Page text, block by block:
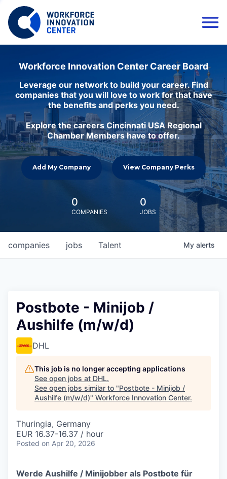
Workforce Innovation Center Career Board
Leverage our network to build your career. Find
companies that you will love to work for that have
the benefits and perks you need.
Explore the careers Cincinnati USA Regional
Chamber Members have to offer.
Add My Company View Company Perks
0
COMPANIES
0
JOBS
jobs
companies Talent My alerts
Postbote - Minijob /
Aushilfe (m/w/d)
DHL
This job is no longer accepting applications
See open jobs at DHL.
See open jobs similar to "Postbote - Minijob /
Aushilfe (m/w/d)" Workforce Innovation Center.
Thuringia, Germany
EUR 16.37-16.37 / hour
Posted on Apr 20, 2026
Werde Aushilfe / Minijobber als Postbote für